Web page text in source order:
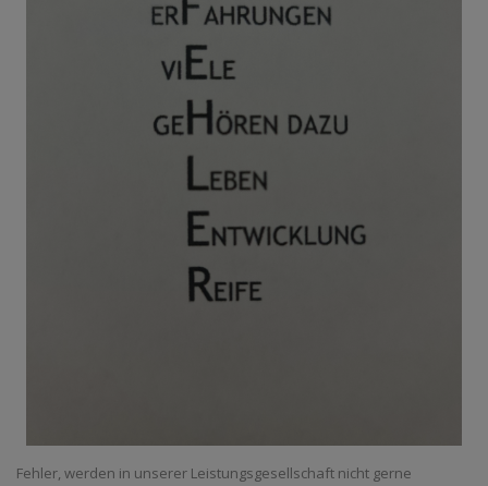
Fehler, werden in unserer Leistungsgesellschaft nicht gerne